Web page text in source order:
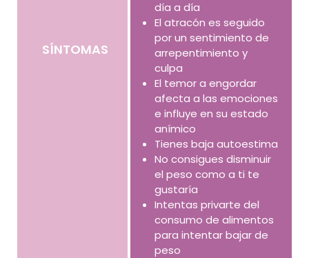
SÍNTOMAS
día a día
El atracón es seguido
por un sentimiento de
arrepentimiento y
culpa
El temor a engordar
afecta a las emociones
e influye en su estado
anímico
Tienes baja autoestima
No consigues disminuir
el peso como a ti te
gustaría
Intentas privarte del
consumo de alimentos
para intentar bajar de
peso